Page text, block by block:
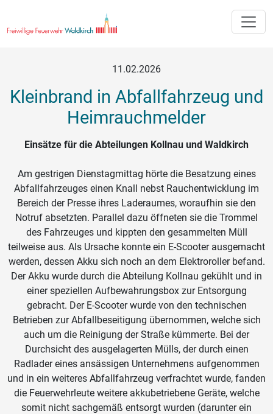
11.02.2026
Kleinbrand in Abfallfahrzeug und
Heimrauchmelder
Einsätze für die Abteilungen Kollnau und Waldkirch
Am gestrigen Dienstagmittag hörte die Besatzung eines
Abfallfahrzeuges einen Knall nebst Rauchentwicklung im
Bereich der Presse ihres Laderaumes, woraufhin sie den
Notruf absetzten. Parallel dazu öffneten sie die Trommel
des Fahrzeuges und kippten den gesammelten Müll
teilweise aus. Als Ursache konnte ein E-Scooter ausgemacht
werden, dessen Akku sich noch an dem Elektroroller befand.
Der Akku wurde durch die Abteilung Kollnau gekühlt und in
einer speziellen Aufbewahrungsbox zur Entsorgung
gebracht. Der E-Scooter wurde von den technischen
Betrieben zur Abfallbeseitigung übernommen, welche sich
auch um die Reinigung der Straße kümmerte. Bei der
Durchsicht des ausgelagerten Mülls, der durch einen
Radlader eines ansässigen Unternehmens aufgenommen
und in ein weiteres Abfallfahrzeug verfrachtet wurde, fanden
die Feuerwehrleute weitere akkubetriebene Geräte, welche
somit nicht sachgemäß entsorgt wurden (darunter ein